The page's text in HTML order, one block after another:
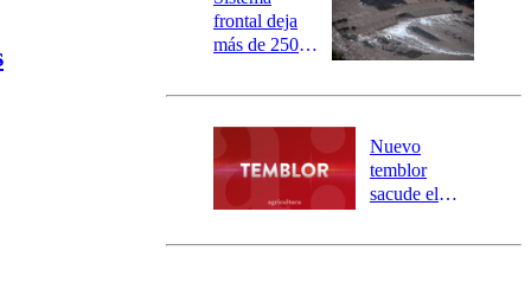
este viernes
frontal deja
más de 250
y 317
aisladas entre
Valparaíso y
Los Ríos
Nuevo
temblor
sacude el
revisa la